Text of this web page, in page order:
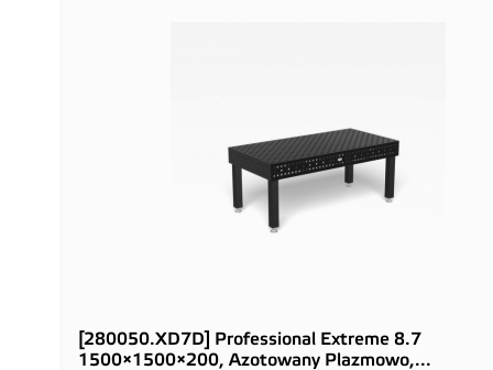
[280050.XD7D] Professional Extreme 8.7
1500×1500×200, Azotowany Plazmowo,...